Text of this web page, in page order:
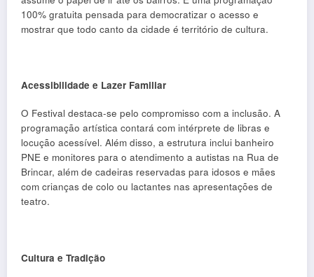
100% gratuita pensada para democratizar o acesso e
mostrar que todo canto da cidade é território de cultura.
Acessibilidade e Lazer Familiar
O Festival destaca-se pelo compromisso com a inclusão. A
programação artística contará com intérprete de libras e
locução acessível. Além disso, a estrutura inclui banheiro
PNE e monitores para o atendimento a autistas na Rua de
Brincar, além de cadeiras reservadas para idosos e mães
com crianças de colo ou lactantes nas apresentações de
teatro.
Cultura e Tradição